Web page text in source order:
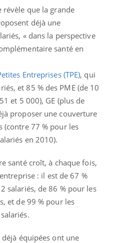
révèle que la grande
déjà une
« dans la perspective
santé en
Entreprises (TPE), qui
et 85 % des PME (de 10
et 5 000), GE (plus de
proposer une couverture
(contre 77 % pour les
en 2010).
santé croît, à chaque fois,
: il est de 67 %
salariés, de 86 % pour les
et de 99 % pour les
équipées ont une